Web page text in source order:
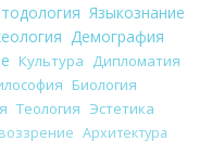
Языкознание
Демография
Культура
Дипломатия
Биология
Теология Эстетика
Архитектура